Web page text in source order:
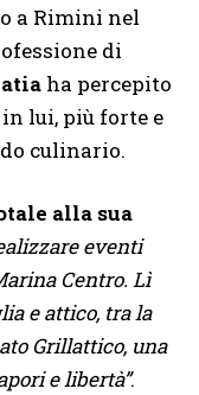
a Rimini nel
di
ha percepito
in lui, più forte e
culinario.
alla sua
eventi
Centro. Lì
e attico, tra la
Grillattico, una
e libertà”.